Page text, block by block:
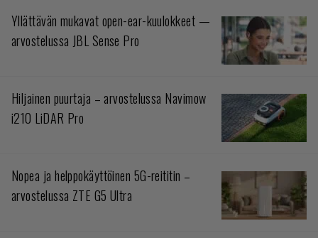
Yllättävän mukavat open-ear-kuulokkeet —
arvostelussa JBL Sense Pro
Hiljainen puurtaja – arvostelussa Navimow
i210 LiDAR Pro
Nopea ja helppokäyttöinen 5G-reititin –
arvostelussa ZTE G5 Ultra